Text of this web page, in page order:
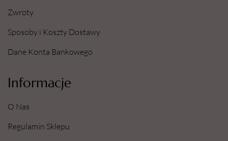
Zwroty
Sposoby i Koszty Dostawy
Dane Konta Bankowego
Informacje
O Nas
Regulamin Sklepu